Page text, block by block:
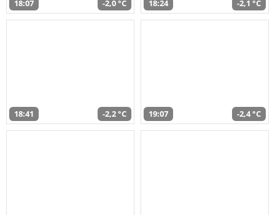
18:07 -2,0 °C 18:24 -2,1 °C
18:41 -2,2 °C 19:07 -2,4 °C